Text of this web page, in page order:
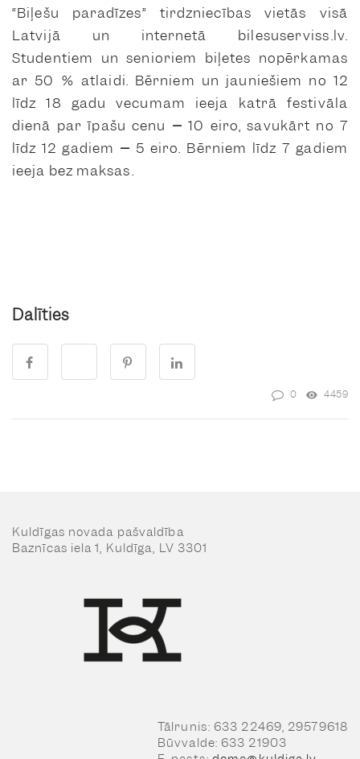
“Biļešu paradīzes” tirdzniecības vietās visā
Latvijā un internetā bilesuserviss.lv.
Studentiem un senioriem biļetes nopērkamas
ar 50 % atlaidi. Bērniem un jauniešiem no 12
līdz 18 gadu vecumam ieeja katrā festivāla
dienā par īpašu cenu – 10 eiro, savukārt no 7
līdz 12 gadiem – 5 eiro. Bērniem līdz 7 gadiem
ieeja bez maksas.
Dalīties
0 4459
Kuldīgas novada pašvaldība
Baznīcas iela 1, Kuldīga, LV 3301
Tālrunis: 633 22469, 29579618
Būvvalde: 633 21903